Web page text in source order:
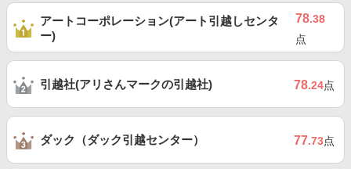
アートコーポレーション(アート引越しセンタ
ー)
78.38
点
引越社(アリさんマークの引越社) 78.24点
ダック（ダック引越センター） 77.73点